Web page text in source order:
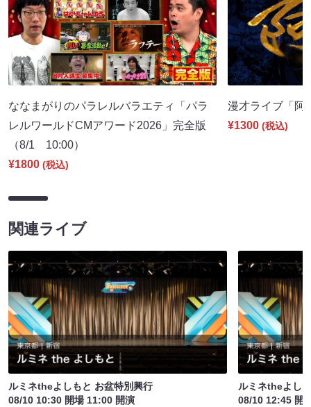
ななまがりのパラレルバラエティ「パラ
レルワールドCMアワード2026」完全版
（8/1 10:00）
¥1800 (税込)
漫才ライブ「
¥1300 (税込)
関連ライブ
ルミネtheよしもと お盆特別興行
08/10 10:30 開場 11:00 開演
ルミネtheよし
08/10 12:45 開